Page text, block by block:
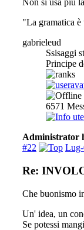
Non si usa più
"La gramatica
gabrieleud
Ssisaggi
Principe
6571
Administrator
#22
Re:
Che buonismo
Un' idea, un
Se potessi